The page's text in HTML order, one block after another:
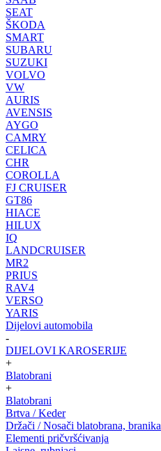
SEAT
ŠKODA
SMART
SUBARU
SUZUKI
VOLVO
VW
AURIS
AVENSIS
AYGO
CAMRY
CELICA
CHR
COROLLA
FJ CRUISER
GT86
HIACE
HILUX
IQ
LANDCRUISER
MR2
PRIUS
RAV4
VERSO
YARIS
Dijelovi automobila
-
DIJELOVI KAROSERIJE
+
Blatobrani
+
Blatobrani
Brtva / Keder
Držači / Nosači blatobrana, branika
Elementi pričvršćivanja